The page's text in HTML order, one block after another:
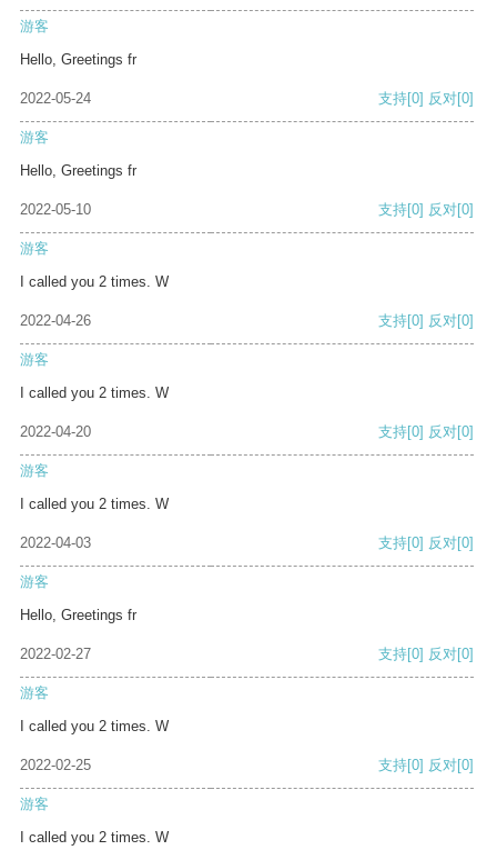
游客
Hello, Greetings fr
2022-05-24 支持[0] 反对[0]
游客
Hello, Greetings fr
2022-05-10 支持[0] 反对[0]
游客
I called you 2 times. W
2022-04-26 支持[0] 反对[0]
游客
I called you 2 times. W
2022-04-20 支持[0] 反对[0]
游客
I called you 2 times. W
2022-04-03 支持[0] 反对[0]
游客
Hello, Greetings fr
2022-02-27 支持[0] 反对[0]
游客
I called you 2 times. W
2022-02-25 支持[0] 反对[0]
游客
I called you 2 times. W